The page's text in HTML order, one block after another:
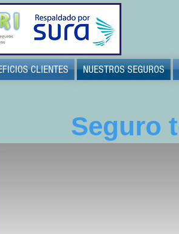
CLIENTES NUESTROS SEGUROS
Seguro